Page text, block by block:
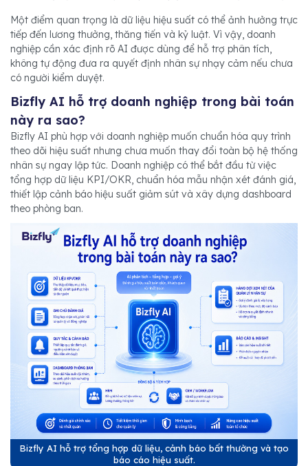
Một điểm quan trọng là dữ liệu hiệu suất có thể ảnh hưởng trực
tiếp đến lương thưởng, thăng tiến và kỷ luật. Vì vậy, doanh
nghiệp cần xác định rõ AI được dùng để hỗ trợ phân tích,
không tự động đưa ra quyết định nhân sự nhạy cảm nếu chưa
có người kiểm duyệt.
Bizfly AI hỗ trợ doanh nghiệp trong bài toán
này ra sao?
Bizfly AI phù hợp với doanh nghiệp muốn chuẩn hóa quy trình
theo dõi hiệu suất nhưng chưa muốn thay đổi toàn bộ hệ thống
nhân sự ngay lập tức. Doanh nghiệp có thể bắt đầu từ việc
tổng hợp dữ liệu KPI/OKR, chuẩn hóa mẫu nhận xét đánh giá,
thiết lập cảnh báo hiệu suất giảm sút và xây dựng dashboard
theo phòng ban.
Bizfly AI hỗ trợ tổng hợp dữ liệu, cảnh báo bất thường và tạo
báo cáo hiệu suất.